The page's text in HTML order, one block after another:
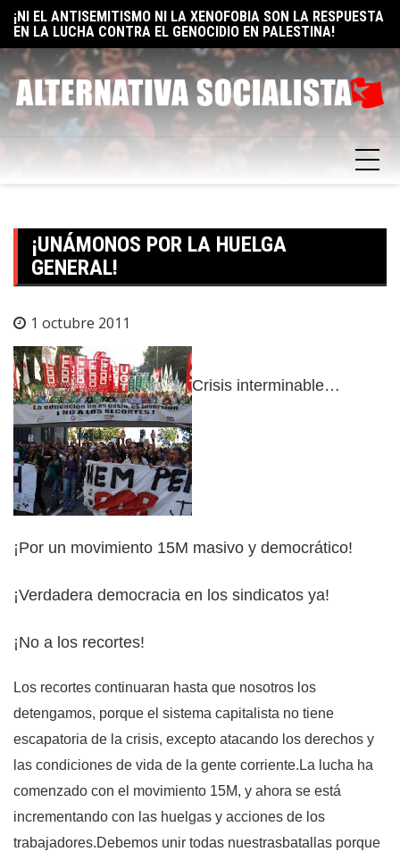
Skip
content
EN LA LUCHA CONTRA EL GENOCIDIO EN PALESTINA!
ELON MUSK: UN BILLÓN Y UNO RAZONES PARA SER
¡UNÁMONOS POR LA HUELGA
GENERAL!
1 octubre 2011
Crisis interminable…
¡Por un movimiento 15M masivo y democrático!
¡Verdadera democracia en los sindicatos ya!
¡No a los recortes!
Los recortes continuaran hasta que nosotros los
detengamos, porque el sistema capitalista no tiene
escapatoria de la crisis, excepto atacando los derechos y
las condiciones de vida de la gente corriente.La lucha ha
comenzado con el movimiento 15M, y ahora se está
incrementando con las huelgas y acciones de los
trabajadores.Debemos unir todas nuestrasbatallas porque